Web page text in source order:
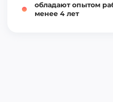
обладают опытом
менее 4 лет